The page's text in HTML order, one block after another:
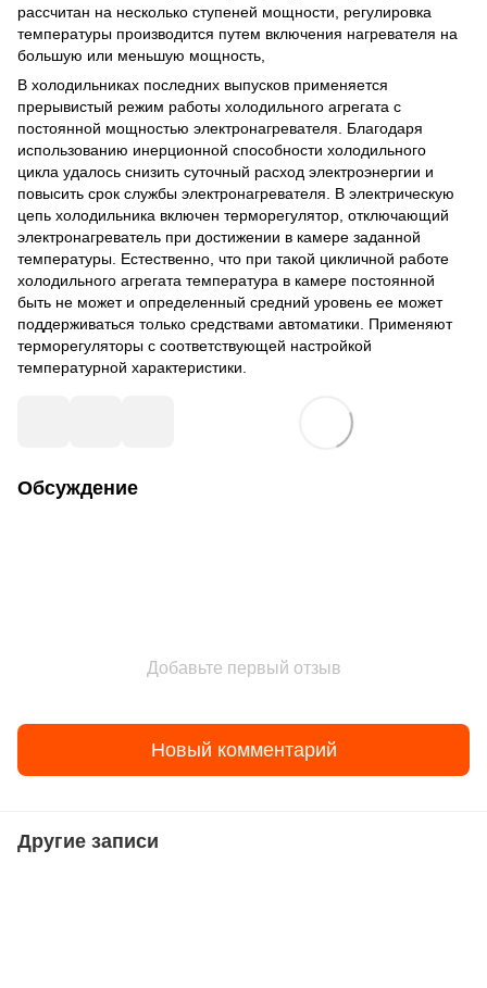
рассчитан на несколько ступеней мощности, регулировка
температуры производится путем включения нагревателя на
большую или меньшую мощность,
В холодильниках последних выпусков применяется
прерывистый режим работы холодильного агрегата с
постоянной мощностью электронагревателя. Благодаря
использованию инерционной способности холодильного
цикла удалось снизить суточный расход электроэнергии и
повысить срок службы электронагревателя. В электрическую
цепь холодильника включен терморегулятор, отключающий
электронагреватель при достижении в камере заданной
температуры. Естественно, что при такой цикличной работе
холодильного агрегата температура в камере постоянной
быть не может и определенный средний уровень ее может
поддерживаться только средствами автоматики. Применяют
терморегуляторы с соответствующей настройкой
температурной характеристики.
Обсуждение
Добавьте первый отзыв
Новый комментарий
Другие записи